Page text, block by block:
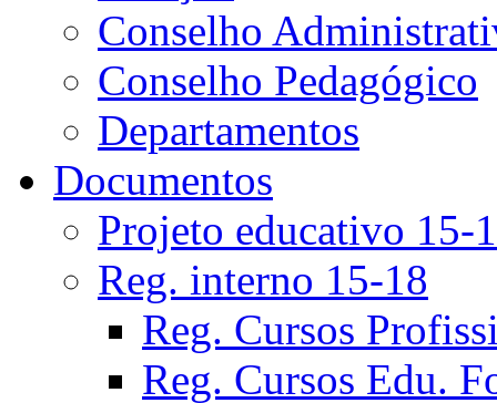
Conselho
Conselho Pedagógico
Departamentos
Documentos
Projeto educativo 15-
Reg. interno 15-18
Reg. Cursos
Reg. Cursos Edu.